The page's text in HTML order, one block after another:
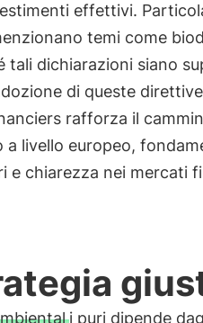
effettivi.
temi come
tali dichiarazioni siano
di queste
rafforza il
livello europeo,
e chiarezza nei mercati
i puri dipende